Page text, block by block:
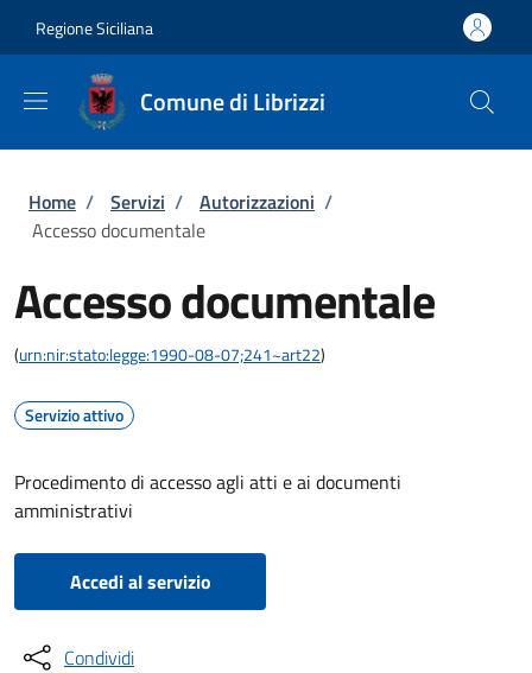
Regione Siciliana
Comune di Librizzi
Briciole di pane
Home / Servizi / Autorizzazioni /
Accesso documentale
Accesso documentale
(urn:nir:stato:legge:1990-08-07;241~art22)
Servizio attivo
Procedimento di accesso agli atti e ai documenti
amministrativi
Accedi al servizio
Condividi